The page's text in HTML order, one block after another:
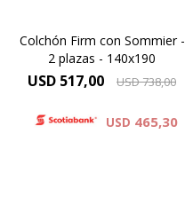
Colchón Firm con Sommier -
2 plazas - 140x190
USD 517,00 USD738,00
USD 465,30